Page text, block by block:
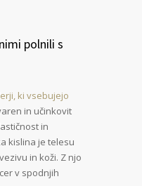
polnili s
ki vsebujejo
in učinkovit
in
kislina je telesu
in koži. Z njo
v spodnjih